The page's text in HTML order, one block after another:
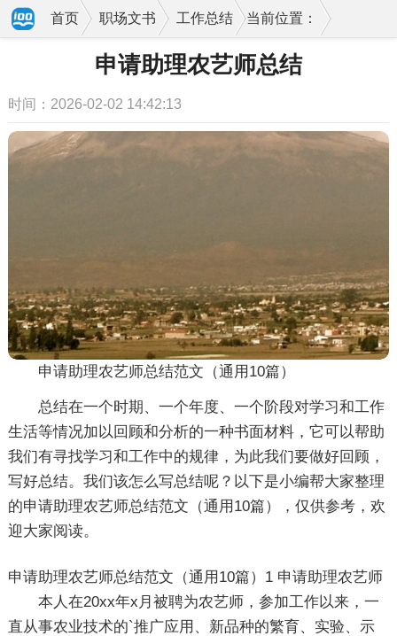
当前位置：
首页 职场文书 工作总结
申请助理农艺师总结
时间：2026-02-02 14:42:13
申请助理农艺师总结范文（通用10篇）
总结在一个时期、一个年度、一个阶段对学习和工作
生活等情况加以回顾和分析的一种书面材料，它可以帮助
我们有寻找学习和工作中的规律，为此我们要做好回顾，
写好总结。我们该怎么写总结呢？以下是小编帮大家整理
的申请助理农艺师总结范文（通用10篇），仅供参考，欢
迎大家阅读。
申请助理农艺师总结范文（通用10篇）1
本人在20xx年x月被聘为农艺师，参加工作以来，一
直从事农业技术的`推广应用、新品种的繁育、实验、示
申请助理农艺师